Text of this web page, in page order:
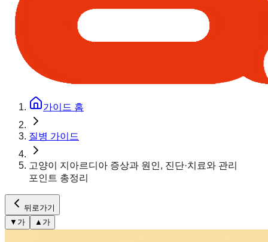
가이드 홈
질병 가이드
고양이 지아르디아 증상과 원인, 진단·치료와 관리
포인트 총정리
뒤로가기
▼ 가 ▲ 가